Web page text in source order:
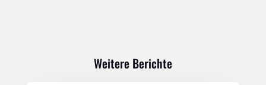
Weitere Berichte